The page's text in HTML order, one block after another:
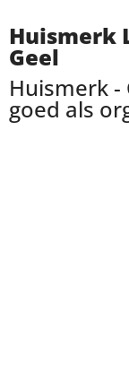
Huismerk
Geel
Huismerk -
goed als